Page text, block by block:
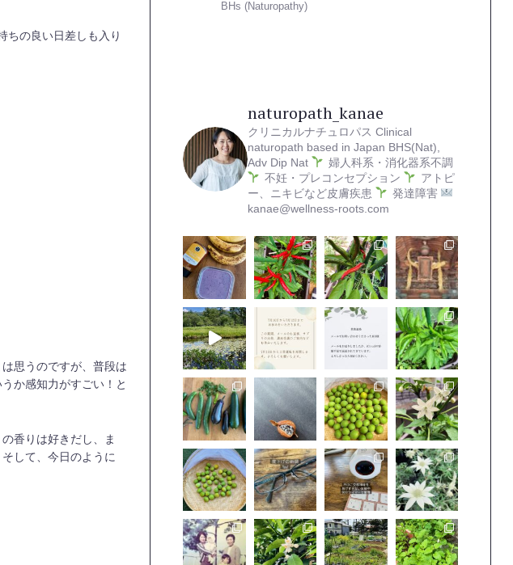
ちの良い日差しも入り
思うのですが、普段は
か感知力がすごい！と
香りは好きだし、ま
して、今日のように
BHs (Naturopathy)
naturopath_kanae
クリニカルナチュロパス Clinical
naturopath based in Japan BHS(Nat),
Adv Dip Nat
婦人科系・消化器系不調
不妊・プレコンセプション
アトピ
ー、ニキビなど皮膚疾患
発達障害
kanae@wellness-roots.com